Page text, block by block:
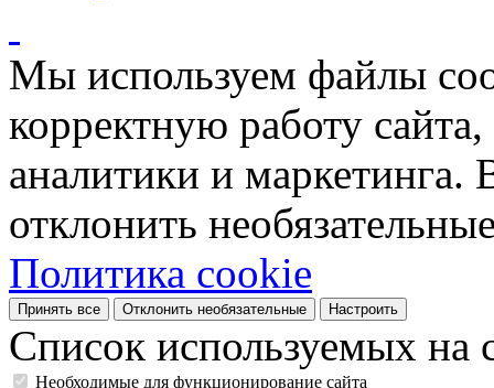
Мы используем файлы
корректную работу
аналитики и
отклонить
Политика cookie
Принять все Отклонить необязательные Настроить
Список используемых на
Необходимые для функционирование сайта